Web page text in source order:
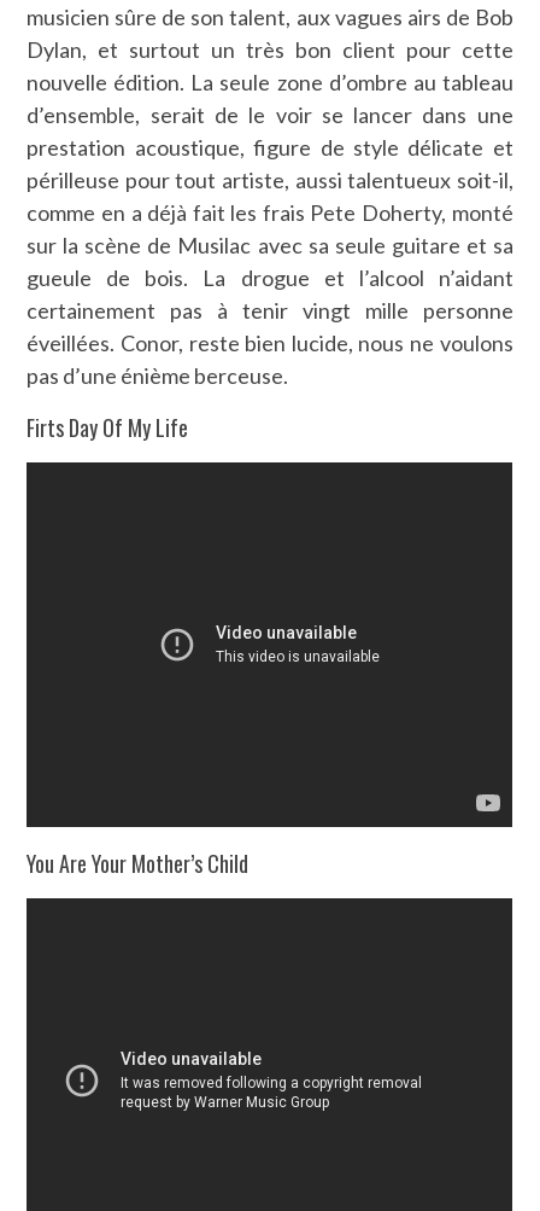
musicien sûre de son talent, aux vagues airs de Bob
Dylan, et surtout un très bon client pour cette
nouvelle édition. La seule zone d’ombre au tableau
d’ensemble, serait de le voir se lancer dans une
prestation acoustique, figure de style délicate et
périlleuse pour tout artiste, aussi talentueux soit-il,
comme en a déjà fait les frais Pete Doherty, monté
sur la scène de Musilac avec sa seule guitare et sa
gueule de bois. La drogue et l’alcool n’aidant
certainement pas à tenir vingt mille personne
éveillées. Conor, reste bien lucide, nous ne voulons
pas d’une énième berceuse.
Firts Day Of My Life
You Are Your Mother’s Child